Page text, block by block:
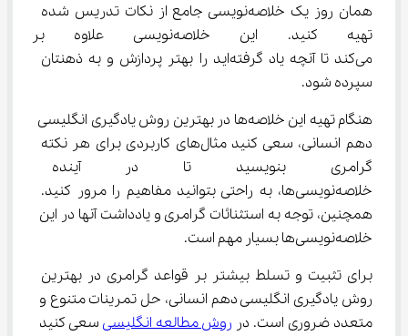
همان روز یک خلاصه‌نویسی جامع از نکات تدریس شده
تهیه کنید. این
می‌کند تا آنچه یاد گرفته‌اید را بهتر پردازش و به ذهنتان
سپرده شود.
هنگام تهیه این خلاصه‌ها در بهترین روش یادگیری انگلیسی
دهم انسانی، سعی کنید مثال‌های کاربردی برای هر نکته
گرامری بنویسید تا در آینده
خلاصه‌نویسی‌ها، به راحتی بتوانید مفاهیم را مرور کنید.
همچنین، توجه به استثنائات گرامری و یادداشت آنها در این
خلاصه‌نویسی‌ها بسیار مهم است.
برای تثبیت و تسلط بیشتر بر قواعد گرامری در بهترین
روش یادگیری انگلیسی دهم انسانی، حل تمرینات متنوع و
متعدد ضروری است. در روش مطالعه انگلیسی سعی کنید